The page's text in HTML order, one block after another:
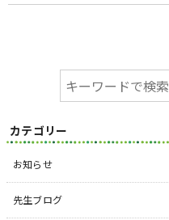
カテゴリー
お知らせ
先生ブログ